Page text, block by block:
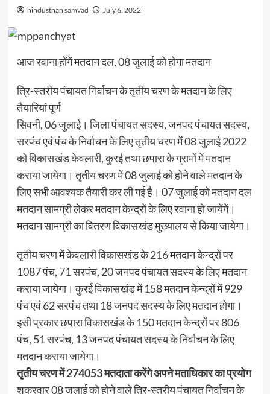
hindusthan samvad July 6, 2022
आज रवाना होंगें मतदान दल, 08 जुलाई को होगा मतदान
त्रि-स्तरीय पंचायत निर्वाचन के तृतीय चरण के मतदान के लिए
तैयारियां पूर्ण
सिवनी, 06 जुलाई। जिला पंचायत सदस्य, जनपद पंचायत सदस्य,
सरपंच एवं पंच के निर्वाचन के लिए तृतीय चरण में 08 जुलाई 2022
को विकासखंड केवलारी, कुरई तथा छपारा के ग्रामों में मतदान
कराया जायेगा। तृतीय चरण में 08 जुलाई को होने वाले मतदान के
लिए सभी आवश्यक तैयारी कर ली गई है। 07 जुलाई को मतदान दल
मतदान सामग्री लेकर मतदान केन्द्रों के लिए रवाना हो जायेंगें।
मतदान सामग्री का वितरण विकासखंड मुख्यालय से किया जायेगा।
तृतीय चरण में केवलारी विकासखंड के 216 मतदान केन्द्रों पर
1087 पंच, 71 सरपंच, 20 जनपद पंचायत सदस्य के लिए मतदान
कराया जायेगा। कुरई विकासखंड में 158 मतदान केन्द्रों में 929
पंच एवं 62 सरपंच तथा 18 जनपद सदस्य के लिए मतदान होगा।
इसी प्रकार छपारा विकासखंड के 150 मतदान केन्द्रों पर 806
पंच, 51 सरपंच, 13 जनपद पंचायत सदस्य के निर्वाचन के लिए
मतदान कराया जायेगा।
तृतीय चरण में 274053 मतदाता करेंगे अपने मताधिकार का प्रयोग
शुक्रवार 08 जुलाई को होने वाले त्रि-स्तरीय पंचायत निर्वाचन के